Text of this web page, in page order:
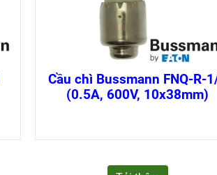
Cầu chì Bussmann FNQ-R-
(0.5A, 600V, 10x38mm)